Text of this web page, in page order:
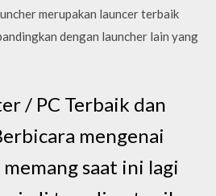
merupakan launcer terbaik
dengan launcher lain yang
/ PC Terbaik dan
mengenai
saat ini lagi